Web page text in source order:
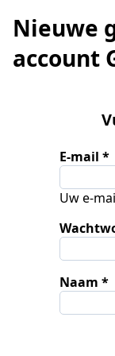
Nieuwe
account
E-mail
Uw e-
Naam